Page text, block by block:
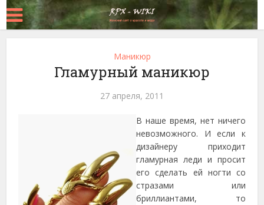
Маникюр
Гламурный маникюр
27 апреля, 2011
В наше время, нет ничего
невозможного. И если к
дизайнеру приходит
гламурная леди и просит
его сделать ей ногти со
стразами или
бриллиантами, то